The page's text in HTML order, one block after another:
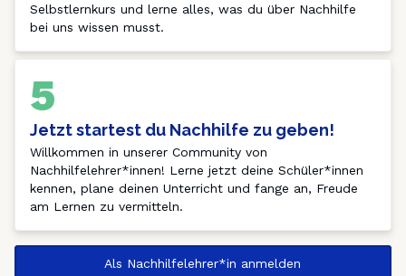
Selbstlernkurs und lerne alles, was du über Nachhilfe
bei uns wissen musst.
5
Jetzt startest du Nachhilfe zu geben!
Willkommen in unserer Community von
Nachhilfelehrer*innen! Lerne jetzt deine Schüler*innen
kennen, plane deinen Unterricht und fange an, Freude
am Lernen zu vermitteln.
Als Nachhilfelehrer*in anmelden